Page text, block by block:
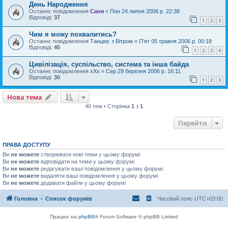
День Народження
Останнє повідомлення Саня « Пон 24 липня 2006 р. 22:38
Відповіді: 37 1 2 3
Чим я можу похвалитись?
Останнє повідомлення Танцює з Вітром « П'ят 05 травня 2006 р. 00:18
Відповіді: 45 1 2 3 4
Цивілізація, суспільство, система та інша байда
Останнє повідомлення xXx « Сер 29 березня 2006 р. 16:11
Відповіді: 30 1 2 3
Нова тема
40 тем • Сторінка 1 з 1
Перейти
ПРАВА ДОСТУПУ
Ви не можете створювати нові теми у цьому форумі
Ви не можете відповідати на теми у цьому форумі
Ви не можете редагувати ваші повідомлення у цьому форумі
Ви не можете видаляти ваші повідомлення у цьому форумі
Ви не можете додавати файли у цьому форумі
Головна Список форумів Часовий пояс UTC+03:00
Працює на phpBB® Forum Software © phpBB Limited